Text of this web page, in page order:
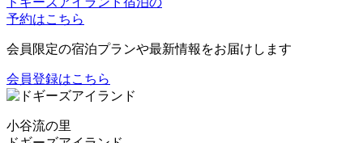
予約はこちら
会員限定の宿泊プランや最新情報をお届けします
会員登録はこちら
小谷流の里